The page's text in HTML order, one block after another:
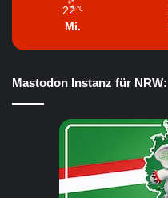
22 ℃
Mi.
Mastodon Instanz für NRW: